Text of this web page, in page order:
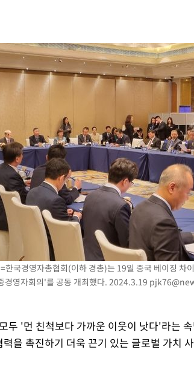
국경영자총협회(이하 경총)는 19일 중국 베이징 차
경영자회의'를 공동 개최했다. 2024.3.19
두 '먼 친척보다 가까운 이웃이 낫다'라는
을 촉진하기 더욱 끈기 있는 글로벌 가치